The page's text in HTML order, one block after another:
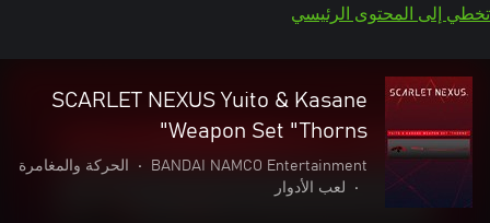
تخطي إلى المحتوى الرئيسي
SCARLET NEXUS Yuito & Kasane
Weapon Set "Thorns"
BANDAI NAMCO Entertainment
•
الحركة والمغامرة
•
لعب الأدوار